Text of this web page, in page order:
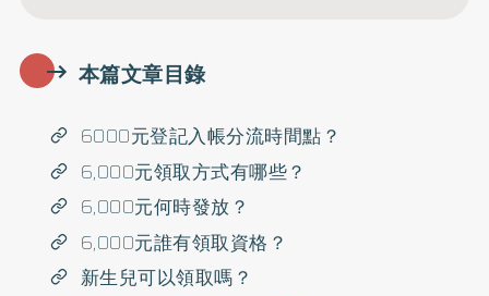
本篇文章目錄
6000元登記入帳分流時間點？
6,000元領取方式有哪些？
6,000元何時發放？
6,000元誰有領取資格？
新生兒可以領取嗎？